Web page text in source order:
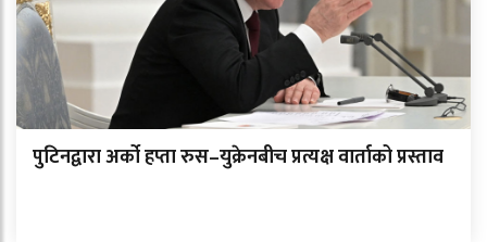
पुटिनद्वारा अर्को हप्ता रुस–युक्रेनबीच प्रत्यक्ष वार्ताको प्रस्ताव